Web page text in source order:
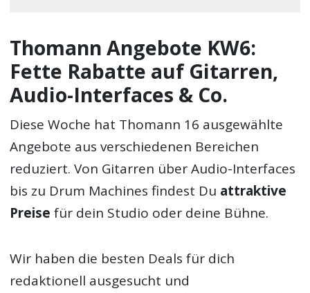
Thomann Angebote KW6:
Fette Rabatte auf Gitarren,
Audio-Interfaces & Co.
Diese Woche hat Thomann 16 ausgewählte
Angebote aus verschiedenen Bereichen
reduziert. Von Gitarren über Audio-Interfaces
bis zu Drum Machines findest Du attraktive
Preise für dein Studio oder deine Bühne.
Wir haben die besten Deals für dich
redaktionell ausgesucht und